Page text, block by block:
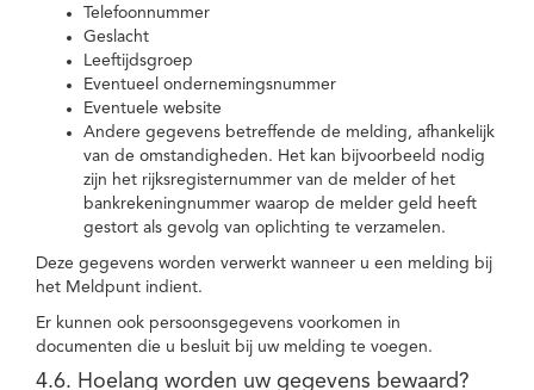
Telefoonnummer
Geslacht
Leeftijdsgroep
Eventueel ondernemingsnummer
Eventuele website
Andere gegevens betreffende de melding, afhankelijk
van de omstandigheden. Het kan bijvoorbeeld nodig
zijn het rijksregisternummer van de melder of het
bankrekeningnummer waarop de melder geld heeft
gestort als gevolg van oplichting te verzamelen.
Deze gegevens worden verwerkt wanneer u een melding bij
het Meldpunt indient.
Er kunnen ook persoonsgegevens voorkomen in
documenten die u besluit bij uw melding te voegen.
4.6. Hoelang worden uw gegevens bewaard?